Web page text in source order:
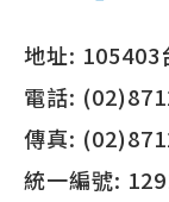
地址: 105403
電話:
傳真:
統一編號: